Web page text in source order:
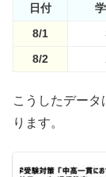
日付
8/1
8/2
こうしたデー
ります。